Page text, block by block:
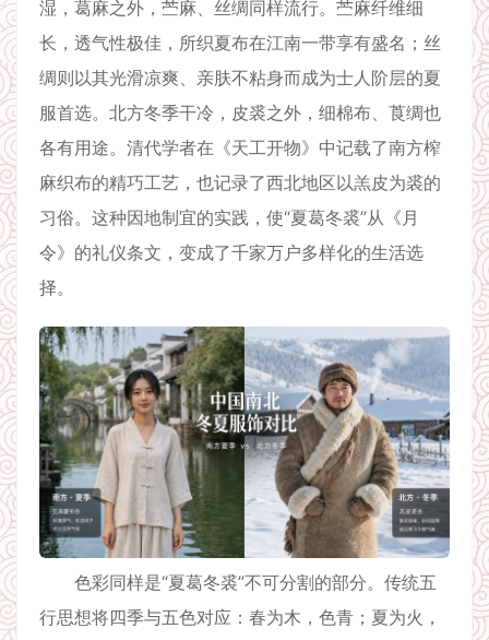
湿，葛麻之外，苎麻、丝绸同样流行。苎麻纤维细
长，透气性极佳，所织夏布在江南一带享有盛名；丝
绸则以其光滑凉爽、亲肤不粘身而成为士人阶层的夏
服首选。北方冬季干冷，皮裘之外，细棉布、莨绸也
各有用途。清代学者在《天工开物》中记载了南方榨
麻织布的精巧工艺，也记录了西北地区以羔皮为裘的
习俗。这种因地制宜的实践，使“夏葛冬裘”从《月
令》的礼仪条文，变成了千家万户多样化的生活选
择。
色彩同样是“夏葛冬裘”不可分割的部分。传统五
行思想将四季与五色对应：春为木，色青；夏为火，